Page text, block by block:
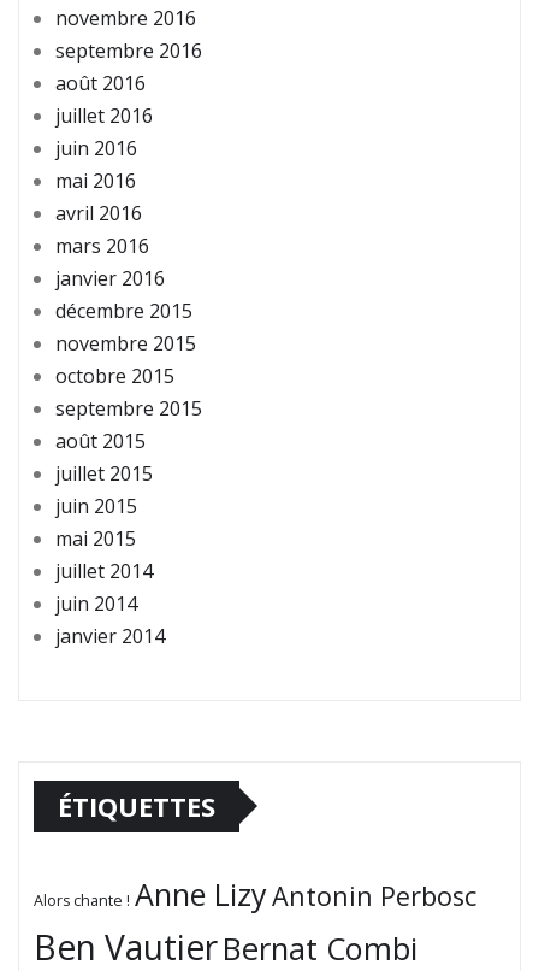
novembre 2016
septembre 2016
août 2016
juillet 2016
juin 2016
mai 2016
avril 2016
mars 2016
janvier 2016
décembre 2015
novembre 2015
octobre 2015
septembre 2015
août 2015
juillet 2015
juin 2015
mai 2015
juillet 2014
juin 2014
janvier 2014
ÉTIQUETTES
Alors chante ! Anne LizyAntonin Perbosc
Ben VautierBernat Combi